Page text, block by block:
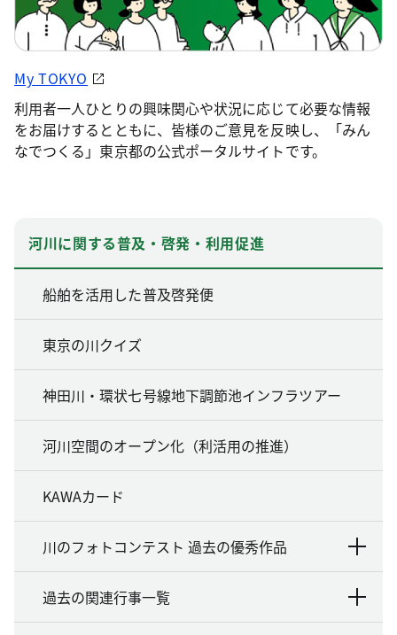
My TOKYO
利用者一人ひとりの興味関心や状況に応じて必要な情報
をお届けするとともに、皆様のご意見を反映し、「みん
なでつくる」東京都の公式ポータルサイトです。
河川に関する普及・啓発・利用促進
船舶を活用した普及啓発便
東京の川クイズ
神田川・環状七号線地下調節池インフラツアー
河川空間のオープン化（利活用の推進）
KAWAカード
川のフォトコンテスト 過去の優秀作品
過去の関連行事一覧